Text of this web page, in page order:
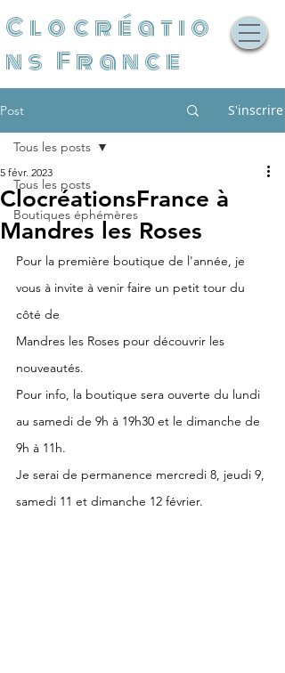
Clocréatio
ns France
Post S'inscrire
Tous les posts
Boutiques éphémères
Tous les posts
ClocréationsFrance à
Mandres les Roses
5 févr. 2023
Pour la première boutique de l'année, je
vous à invite à venir faire un petit tour du
côté de
Mandres les Roses pour découvrir les
nouveautés.
Pour info, la boutique sera ouverte du lundi
au samedi de 9h à 19h30 et le dimanche de
9h à 11h.
Je serai de permanence mercredi 8, jeudi 9,
samedi 11 et dimanche 12 février.